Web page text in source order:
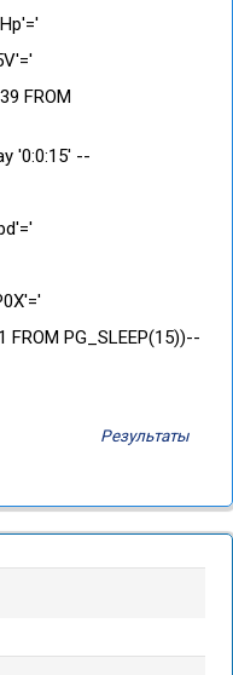
FROM
'0:0:15' --
FROM PG_SLEEP(15))--
Результаты